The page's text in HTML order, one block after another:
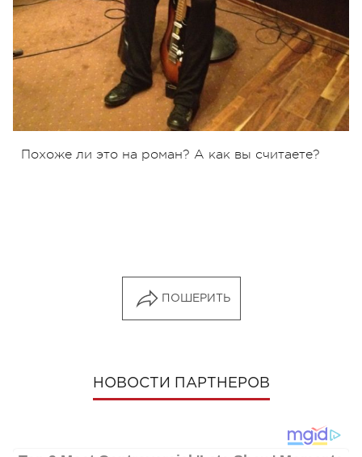
Похоже ли это на роман? А как вы считаете?
ПОШЕРИТЬ
НОВОСТИ ПАРТНЕРОВ